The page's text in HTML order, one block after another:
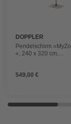
DOPPLER
Pendelschirm
«, 240 x 320 cm,
549,00 €